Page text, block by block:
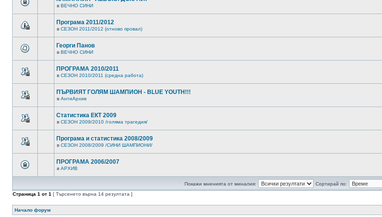
в ВЕЧНО СИНИ
Програма 2011/2012
в СЕЗОН 2011/2012 (отново провал)
Георги Панов
в ВЕЧНО СИНИ
ПРОГРАМА 2010/2011
в СЕЗОН 2010/2011 (средна работа)
ПЪРВИЯТ ГОЛЯМ ШАМПИОН - BLUE YOUTH!!!
в АнтиАрхив
Статистика ЕКТ 2009
в СЕЗОН 2009/2010 /голяма трагедия/
Програма и статистика 2008/2009
в СЕЗОН 2008/2009 /СИНИ ШАМПИОНИ/
ПРОГРАМА 2006/2007
в АРХИВ
Покажи мненията от миналия:
Сортирай по:
Страница 1 от 1 [ Търсенето върна 14 резултата ]
Начало форум